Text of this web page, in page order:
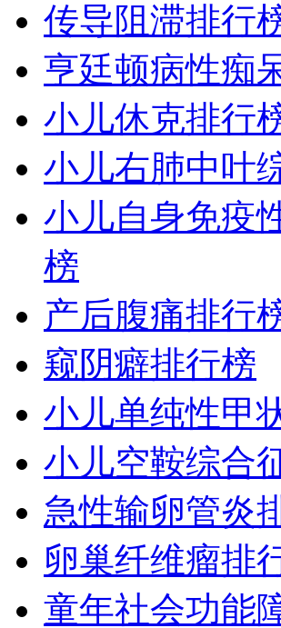
传导阻滞排行
亨廷顿病性痴
小儿休克排行
小儿右肺中叶
小儿自身免疫
榜
产后腹痛排行
窥阴癖排行榜
小儿单纯性甲
小儿空鞍综合
急性输卵管炎
卵巢纤维瘤排
童年社会功能